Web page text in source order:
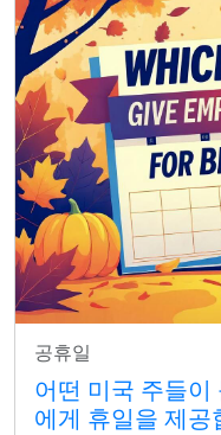
공휴일
어떤 미국 주들
에게 휴일을 제공